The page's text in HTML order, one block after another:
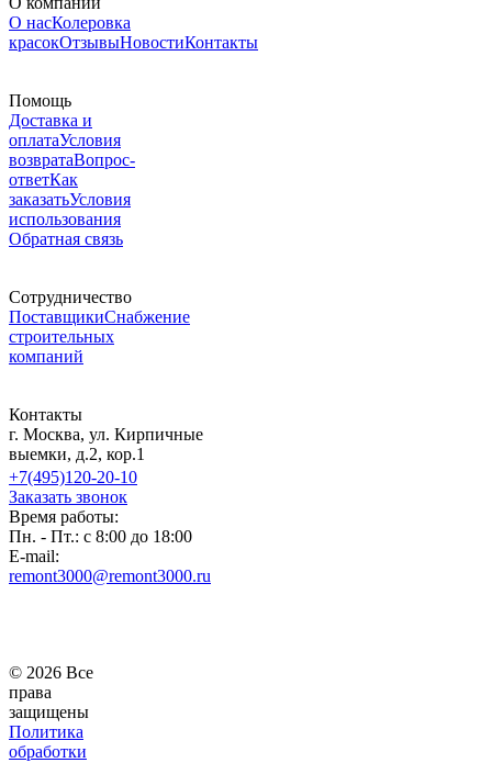
О насКолеровка
красокОтзывыНовостиКонтакты
Помощь
Доставка и
оплатаУсловия
возвратаВопрос-
ответКак
заказатьУсловия
использования
Обратная связь
Сотрудничество
ПоставщикиСнабжение
строительных
компаний
Контакты
г. Москва, ул. Кирпичные
выемки, д.2, кор.1
+7(495)120-20-10
Заказать звонок
Время работы:
Пн. - Пт.: с 8:00 до 18:00
E-mail:
remont3000@remont3000.ru
© 2026 Все
права
защищены
Политика
обработки